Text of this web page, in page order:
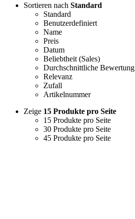
Sortieren nach Standard
Standard
Benutzerdefiniert
Name
Preis
Datum
Beliebtheit (Sales)
Durchschnittliche Bewertung
Relevanz
Zufall
Artikelnummer
Zeige 15 Produkte pro Seite
15 Produkte pro Seite
30 Produkte pro Seite
45 Produkte pro Seite